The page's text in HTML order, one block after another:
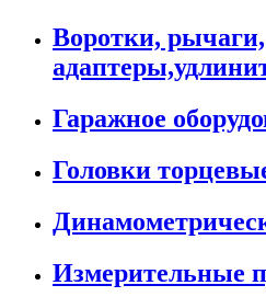
Воротки, рычаги,
Гаражное
Головки
Измерительные